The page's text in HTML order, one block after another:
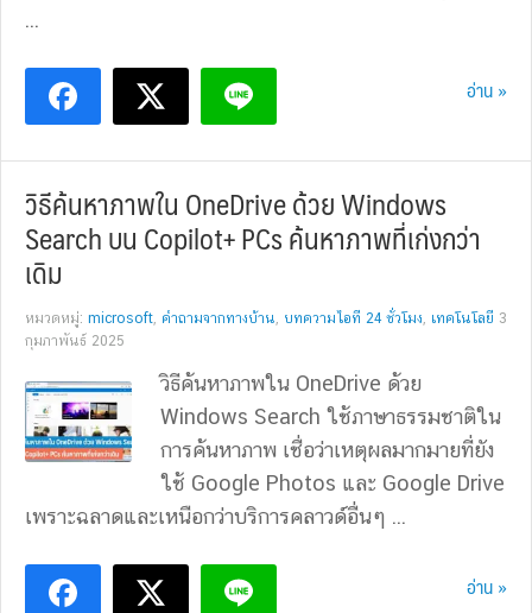
...
อ่าน »
วิธีค้นหาภาพใน OneDrive ด้วย Windows
Search บน Copilot+ PCs ค้นหาภาพที่เก่งกว่า
เดิม
หมวดหมู่: microsoft, คำถามจากทางบ้าน, บทความไอที 24 ชั่วโมง, เทคโนโลยี 3
กุมภาพันธ์ 2025
วิธีค้นหาภาพใน OneDrive ด้วย
Windows Search ใช้ภาษาธรรมชาติใน
การค้นหาภาพ เชื่อว่าเหตุผลมากมายที่ยัง
ใช้ Google Photos และ Google Drive
เพราะฉลาดและเหนือกว่าบริการคลาวด์อื่นๆ ...
อ่าน »